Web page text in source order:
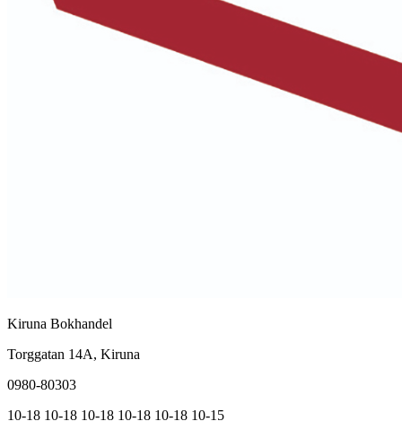
Kiruna Bokhandel
Torggatan 14A, Kiruna
0980-80303
10-18 10-18 10-18 10-18 10-18 10-15